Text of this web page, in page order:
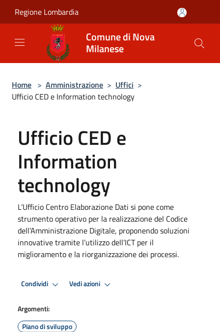
Regione Lombardia
Comune di Nova
Milanese
Home > Amministrazione > Uffici >
Ufficio CED e Information technology
Ufficio CED e
Information
technology
L’Ufficio Centro Elaborazione Dati si pone come
strumento operativo per la realizzazione del Codice
dell’Amministrazione Digitale, proponendo soluzioni
innovative tramite l’utilizzo dell’ICT per il
miglioramento e la riorganizzazione dei processi.
Condividi Vedi azioni
Argomenti:
Piano di sviluppo